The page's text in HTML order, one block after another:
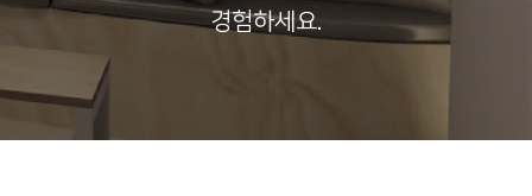
경험하세요.